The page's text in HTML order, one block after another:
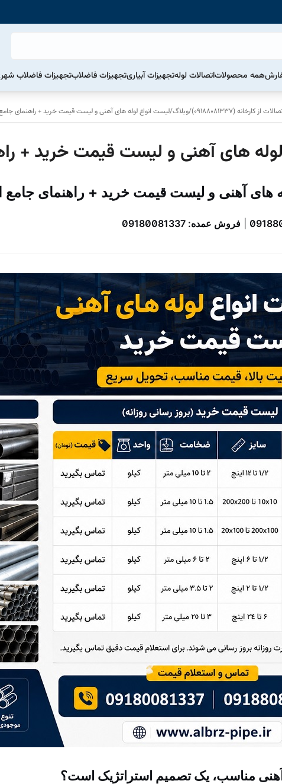
همه محصولاتاتصالات لولهتجهیزات آبیاریتجهیزات فاضلابتجهیزات فاضلاب
(09188081337)
/وبلاگ/لیست انواع لوله های آهنی و لیست قیمت خرید + راهنمای
های آهنی و لیست قیمت خرید +
های آهنی و لیست قیمت خرید + راهنمای جامع
فروش عمده: 09180081337
آهنی مناسب، یک تصمیم استراتژیک است؟